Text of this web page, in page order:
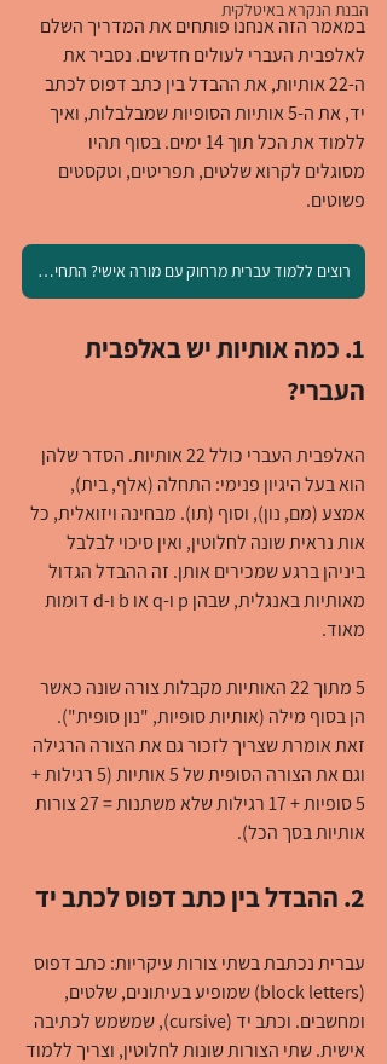
הבנת הנקרא באיטלקית
במאמר הזה אנחנו פותחים את המדריך השלם
לאלפבית העברי לעולים חדשים. נסביר את
ה-22 אותיות, את ההבדל בין כתב דפוס לכתב
יד, את ה-5 אותיות הסופיות שמבלבלות, ואיך
ללמוד את הכל תוך 14 ימים. בסוף תהיו
מסוגלים לקרוא שלטים, תפריטים, וטקסטים
פשוטים.
רוצים ללמוד עברית מרחוק עם מורה אישי? התחילו כאן
1. כמה אותיות יש באלפבית
העברי?
האלפבית העברי כולל 22 אותיות. הסדר שלהן
הוא בעל היגיון פנימי: התחלה (אלף, בית),
אמצע (מם, נון), וסוף (תו). מבחינה ויזואלית, כל
אות נראית שונה לחלוטין, ואין סיכוי לבלבל
ביניהן ברגע שמכירים אותן. זה ההבדל הגדול
מאותיות באנגלית, שבהן p ו-q או b ו-d דומות
מאוד.
5 מתוך 22 האותיות מקבלות צורה שונה כאשר
הן בסוף מילה (אותיות סופיות, "נון סופית").
זאת אומרת שצריך לזכור גם את הצורה הרגילה
וגם את הצורה הסופית של 5 אותיות (5 רגילות +
5 סופיות + 17 רגילות שלא משתנות = 27 צורות
אותיות בסך הכל).
2. ההבדל בין כתב דפוס לכתב יד
עברית נכתבת בשתי צורות עיקריות: כתב דפוס
(block letters) שמופיע בעיתונים, שלטים,
ומחשבים. וכתב יד (cursive), שמשמש לכתיבה
אישית. שתי הצורות שונות לחלוטין, וצריך ללמוד